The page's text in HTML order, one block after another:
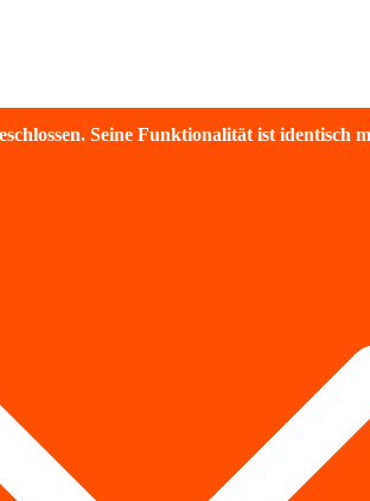
Seine Funktionalität ist identisch